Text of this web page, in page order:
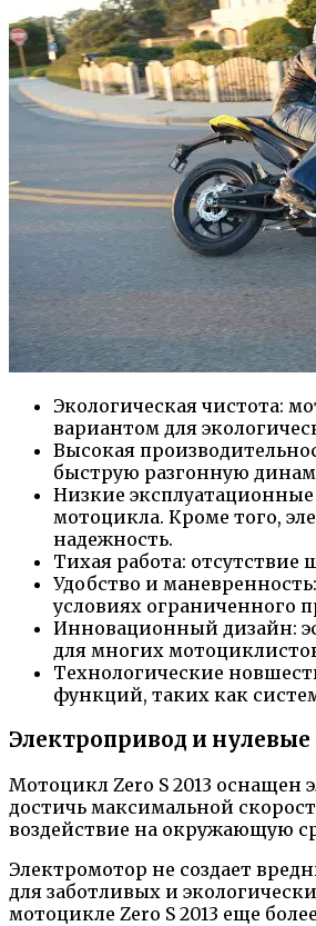
Экологическая чистота:
вариантом для
Высокая
быструю разгонную
Низкие эксплуатационные
мотоцикла. Кроме того,
надежность.
Тихая работа: отсутствие
Удобство и
условиях ограниченного
Инновационный дизайн:
для многих
Технологические
функций, таких как
Электропривод и
Мотоцикл Zero S 2013 оснащен
достичь максимальной
воздействие на окружающую
Электромотор не создает
для заботливых и
мотоцикле Zero S 2013 еще